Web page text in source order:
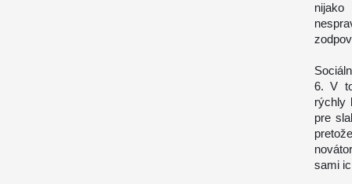
6. V
rýchly
pre
sami